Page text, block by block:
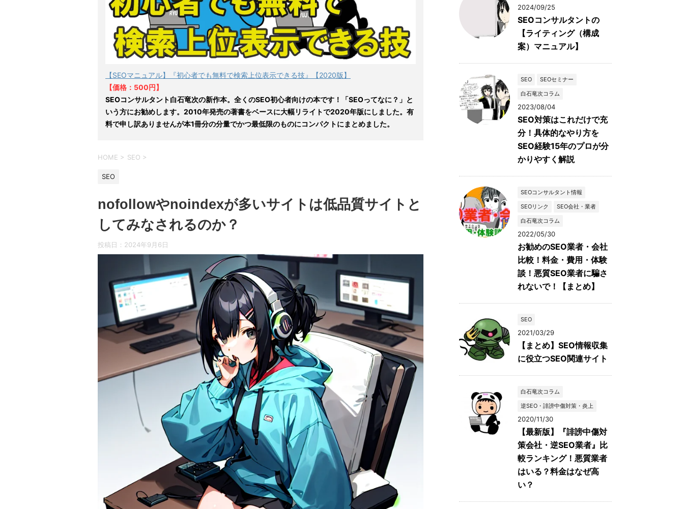
【SEOマニュアル】『初心者でも無料で検索上位表示できる技』【2020版】
【価格：500円】
SEOコンサルタント白石竜次の新作本。全くのSEO初心者向けの本です！「SEOってなに？」と
いう方にお勧めします。2010年発売の著書をベースに大幅リライトで2020年版にしました。有
料で申し訳ありませんが本1冊分の分量でかつ最低限のものにコンパクトにまとめました。
HOME > SEO >
SEO
nofollowやnoindexが多いサイトは低品質サイトと
してみなされるのか？
投稿日： 2024年9月6日
2024/09/25
SEOコンサルタントの
【ライティング（構成
案）マニュアル】
SEO
SEOセミナー
白石竜次コラム
2023/08/04
SEO対策はこれだけで充
分！具体的なやり方を
SEO経験15年のプロが分
かりやすく解説
SEOコンサルタント情報
SEOリンク
SEO会社・業者
白石竜次コラム
2022/05/30
お勧めのSEO業者・会社
比較！料金・費用・体験
談！悪質SEO業者に騙さ
れないで！【まとめ】
SEO
2021/03/29
【まとめ】SEO情報収集
に役立つSEO関連サイト
白石竜次コラム
逆SEO・誹謗中傷対策・炎上
2020/11/30
【最新版】『誹謗中傷対
策会社・逆SEO業者』比
較ランキング！悪質業者
はいる？料金はなぜ高
い？